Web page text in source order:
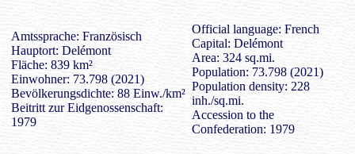
Amtssprache: Französisch
Hauptort: Delémont
Fläche: 839 km²
Einwohner: 73.798 (2021)
Bevölkerungsdichte: 88 Einw./km²
Beitritt zur Eidgenossenschaft:
1979
Official language: French
Capital: Delémont
Area: 324 sq.mi.
Population: 73.798 (2021)
Population density: 228
inh./sq.mi.
Accession to the
Confederation: 1979